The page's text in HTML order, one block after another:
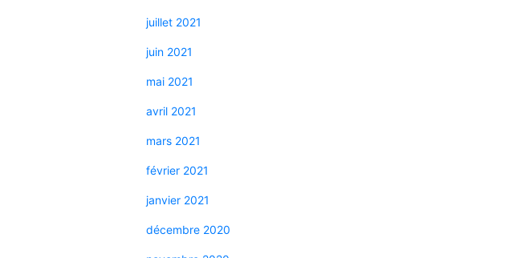
juillet 2021
juin 2021
mai 2021
avril 2021
mars 2021
février 2021
janvier 2021
décembre 2020